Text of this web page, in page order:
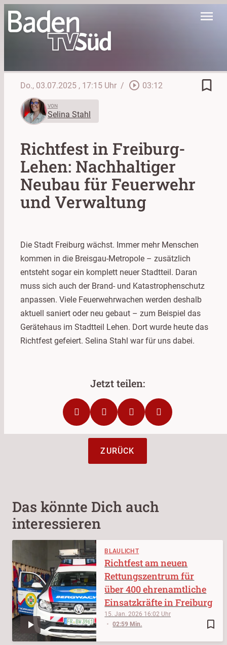
menu
Do., 03.07.2025 , 17:15 Uhr / play_circle_outline 03:12 bookmark_border
VON
Selina Stahl
Richtfest in Freiburg-
Lehen: Nachhaltiger
Neubau für Feuerwehr
und Verwaltung
Die Stadt Freiburg wächst. Immer mehr Menschen
kommen in die Breisgau-Metropole – zusätzlich
entsteht sogar ein komplett neuer Stadtteil. Daran
muss sich auch der Brand- und Katastrophenschutz
anpassen. Viele Feuerwehrwachen werden deshalb
aktuell saniert oder neu gebaut – zum Beispiel das
Gerätehaus im Stadtteil Lehen. Dort wurde heute das
Richtfest gefeiert. Selina Stahl war für uns dabei.
ZURÜCK
Das könnte Dich auch
interessieren
BLAULICHT
bookmark_border
15. Jan. 2026 16:02
02:59 Min.
Richtfest am neuen
Rettungszentrum für
über 400 ehrenamtliche
Einsatzkräfte in Freiburg